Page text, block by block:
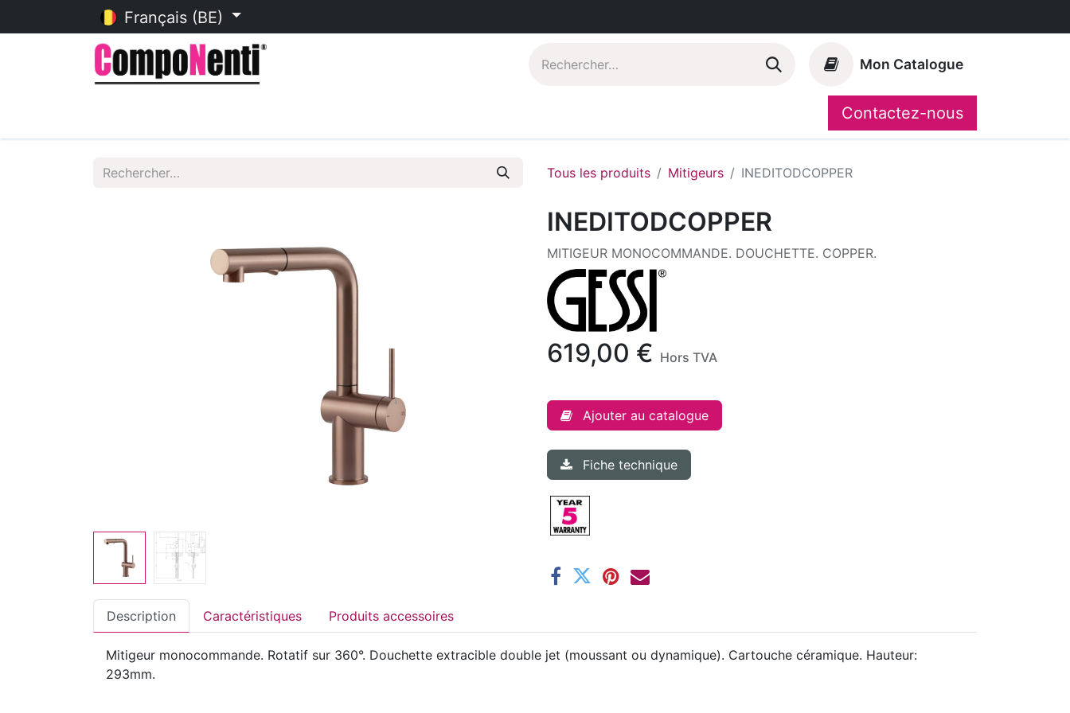
Français (BE)
Mon Catalogue
CompoShop
Contactez-nous
Tous les produits Mitigeurs INEDITODCOPPER
INEDITODCOPPER
MITIGEUR MONOCOMMANDE. DOUCHETTE. COPPER.
619,00 € Hors TVA
Ajouter au catalogue
Fiche technique
Description Caractéristiques Produits accessoires
Mitigeur monocommande. Rotatif sur 360°. Douchette extracible double jet (moussant ou dynamique). Cartouche céramique. Hauteur:
293mm.